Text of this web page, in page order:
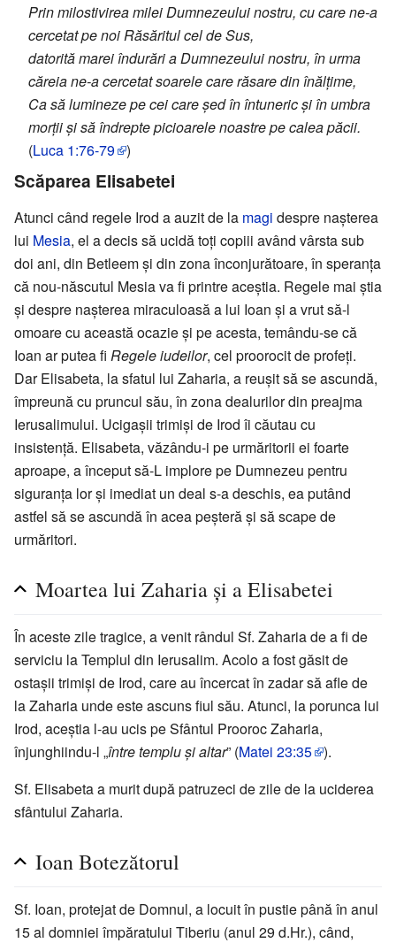
Prin milostivirea milei Dumnezeului nostru, cu care ne-a
cercetat pe noi Răsăritul cel de Sus,
datorită marei îndurări a Dumnezeului nostru, în urma
căreia ne-a cercetat soarele care răsare din înălțime,
Ca să lumineze pe cei care șed în întuneric și în umbra
morții și să îndrepte picioarele noastre pe calea păcii.
(Luca 1:76-79 )
Scăparea Elisabetei
Atunci când regele Irod a auzit de la magi despre nașterea
lui Mesia, el a decis să ucidă toți copiii având vârsta sub
doi ani, din Betleem și din zona înconjurătoare, în speranța
că nou-născutul Mesia va fi printre aceștia. Regele mai știa
și despre nașterea miraculoasă a lui Ioan și a vrut să-l
omoare cu această ocazie și pe acesta, temându-se că
Ioan ar putea fi Regele iudeilor, cel proorocit de profeți.
Dar Elisabeta, la sfatul lui Zaharia, a reușit să se ascundă,
împreună cu pruncul său, în zona dealurilor din preajma
Ierusalimului. Ucigașii trimiși de Irod îi căutau cu
insistență. Elisabeta, văzându-i pe urmăritorii ei foarte
aproape, a început să-L implore pe Dumnezeu pentru
siguranța lor și imediat un deal s-a deschis, ea putând
astfel să se ascundă în acea peșteră și să scape de
urmăritori.
Moartea lui Zaharia și a Elisabetei
În aceste zile tragice, a venit rândul Sf. Zaharia de a fi de
serviciu la Templul din Ierusalim. Acolo a fost găsit de
ostașii trimiși de Irod, care au încercat în zadar să afle de
la Zaharia unde este ascuns fiul său. Atunci, la porunca lui
Irod, aceștia l-au ucis pe Sfântul Prooroc Zaharia,
înjunghiindu-l „între templu și altar” (Matei 23:35 ).
Sf. Elisabeta a murit după patruzeci de zile de la uciderea
sfântului Zaharia.
Ioan Botezătorul
Sf. Ioan, protejat de Domnul, a locuit în pustie până în anul
15 al domniei împăratului Tiberiu (anul 29 d.Hr.), când,